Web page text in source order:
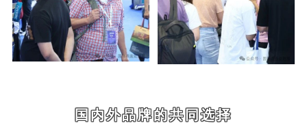
国内外品牌的共同选择